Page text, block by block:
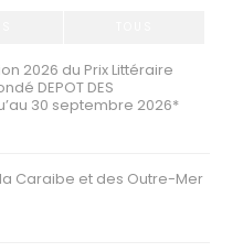
2026 du Prix Littéraire
DEPOT DES
30 septembre 2026*
Caraibe et des Outre-Mer